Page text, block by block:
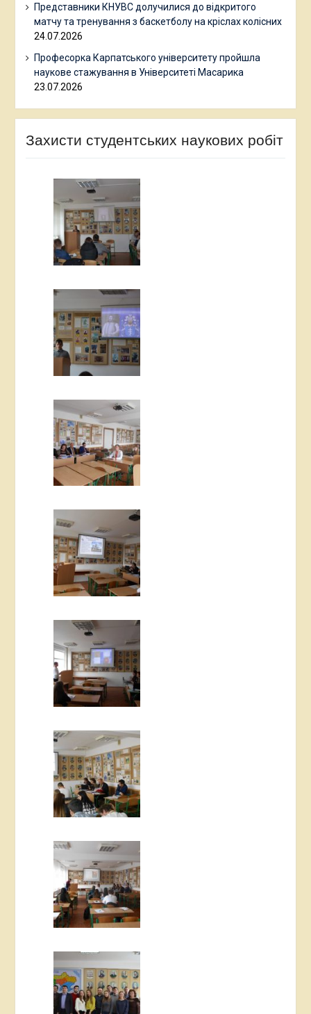
Представники КНУВС долучилися до відкритого
матчу та тренування з баскетболу на кріслах колісних
24.07.2026
Професорка Карпатського університету пройшла
наукове стажування в Університеті Масарика
23.07.2026
Захисти студентських наукових робіт